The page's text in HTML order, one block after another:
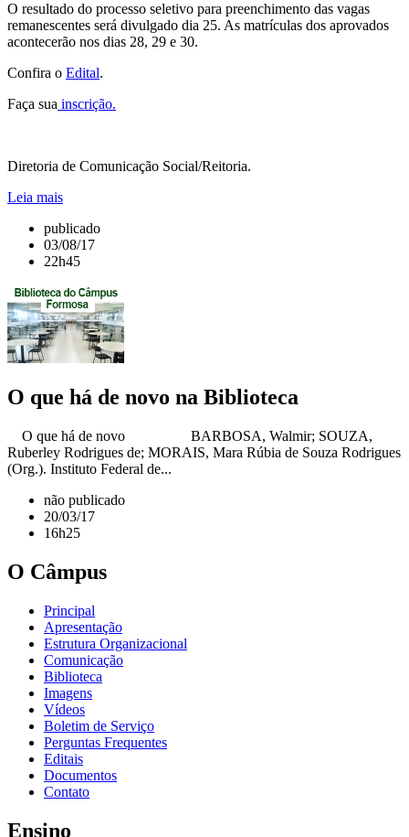
O resultado do processo seletivo para preenchimento das vagas
remanescentes será divulgado dia 25. As matrículas dos aprovados
acontecerão nos dias 28, 29 e 30.
Confira o Edital.
Faça sua inscrição.
Diretoria de Comunicação Social/Reitoria.
Leia mais
publicado
03/08/17
22h45
O que há de novo na Biblioteca
O que há de novo BARBOSA, Walmir; SOUZA,
Ruberley Rodrigues de; MORAIS, Mara Rúbia de Souza Rodrigues
(Org.). Instituto Federal de...
não publicado
20/03/17
16h25
O Câmpus
Principal
Apresentação
Estrutura Organizacional
Comunicação
Biblioteca
Imagens
Vídeos
Boletim de Serviço
Perguntas Frequentes
Editais
Documentos
Contato
Ensino